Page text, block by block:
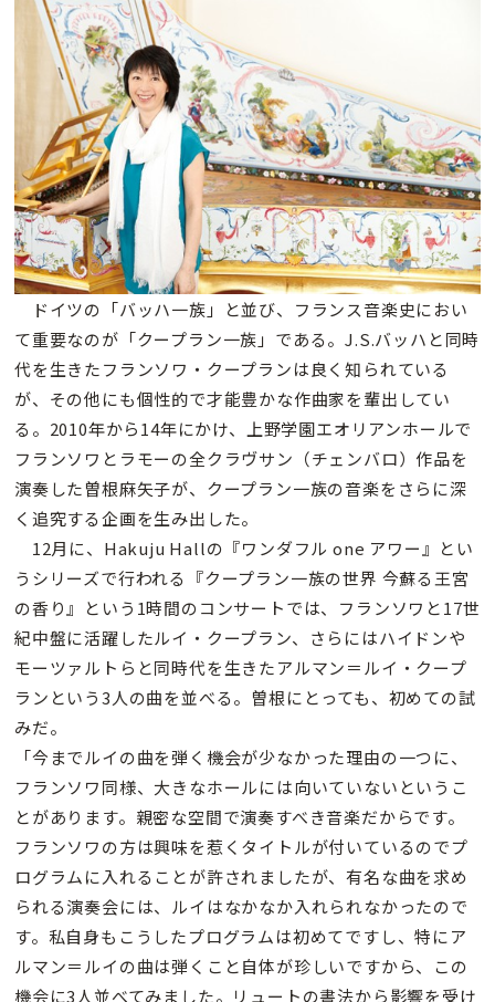
ドイツの「バッハ一族」と並び、フランス音楽史におい
て重要なのが「クープラン一族」である。J.S.バッハと同時
代を生きたフランソワ・クープランは良く知られている
が、その他にも個性的で才能豊かな作曲家を輩出してい
る。2010年から14年にかけ、上野学園エオリアンホールで
フランソワとラモーの全クラヴサン（チェンバロ）作品を
演奏した曽根麻矢子が、クープラン一族の音楽をさらに深
く追究する企画を生み出した。
12月に、Hakuju Hallの『ワンダフル one アワー』とい
うシリーズで行われる『クープラン一族の世界 今蘇る王宮
の香り』という1時間のコンサートでは、フランソワと17世
紀中盤に活躍したルイ・クープラン、さらにはハイドンや
モーツァルトらと同時代を生きたアルマン＝ルイ・クープ
ランという3人の曲を並べる。曽根にとっても、初めての試
みだ。
「今までルイの曲を弾く機会が少なかった理由の一つに、
フランソワ同様、大きなホールには向いていないというこ
とがあります。親密な空間で演奏すべき音楽だからです。
フランソワの方は興味を惹くタイトルが付いているのでプ
ログラムに入れることが許されましたが、有名な曲を求め
られる演奏会には、ルイはなかなか入れられなかったので
す。私自身もこうしたプログラムは初めてですし、特にア
ルマン＝ルイの曲は弾くこと自体が珍しいですから、この
機会に3人並べてみました。リュートの書法から影響を受け